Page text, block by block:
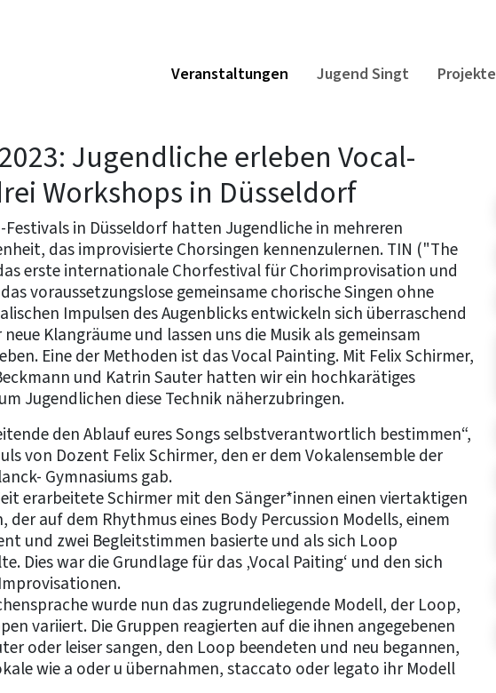
Veranstaltungen Jugend Singt Projekte
Jugendliche erleben Vocal-
Workshops in Düsseldorf
Festivals in Düsseldorf hatten Jugendliche in mehreren
das improvisierte Chorsingen kennenzulernen. TIN ("The
erste internationale Chorfestival für Chorimprovisation und
voraussetzungslose gemeinsame chorische Singen ohne
Impulsen des Augenblicks entwickeln sich überraschend
Klangräume und lassen uns die Musik als gemeinsam
Eine der Methoden ist das Vocal Painting. Mit Felix Schirmer,
und Katrin Sauter hatten wir ein hochkarätiges
Jugendlichen diese Technik näherzubringen.
den Ablauf eures Songs selbstverantwortlich bestimmen“,
von Dozent Felix Schirmer, den er dem Vokalensemble der
Gymnasiums gab.
erarbeitete Schirmer mit den Sänger*innen einen viertaktigen
der auf dem Rhythmus eines Body Percussion Modells, einem
und zwei Begleitstimmen basierte und als sich Loop
Dies war die Grundlage für das ‚Vocal Paiting‘ und den sich
wurde nun das zugrundeliegende Modell, der Loop,
variiert. Die Gruppen reagierten auf die ihnen angegebenen
oder leiser sangen, den Loop beendeten und neu begannen,
wie a oder u übernahmen, staccato oder legato ihr Modell